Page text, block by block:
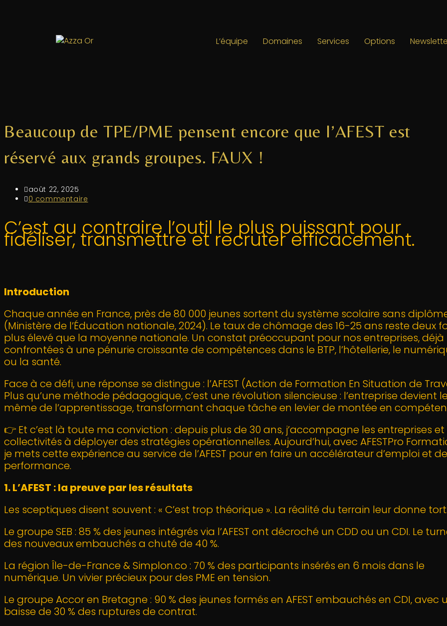
L’équipe Domaines Services Options
Beaucoup de TPE/PME pensent encore que l’AFEST est
réservé aux grands groupes. FAUX !
août 22, 2025
0 commentaire
C’est au contraire l’outil le plus puissant pour
fidéliser, transmettre et recruter efficacement.
Introduction
Chaque année en France, près de 80 000 jeunes sortent du système scolaire sans
(Ministère de l’Éducation nationale, 2024). Le taux de chômage des 16-25 ans reste deux
plus élevé que la moyenne nationale. Un constat préoccupant pour nos entreprises, déjà
confrontées à une pénurie croissante de compétences dans le BTP, l’hôtellerie, le
ou la santé.
Face à ce défi, une réponse se distingue : l’AFEST (Action de Formation En Situation de
Plus qu’une méthode pédagogique, c’est une révolution silencieuse : l’entreprise devient
même de l’apprentissage, transformant chaque tâche en levier de montée en
👉 Et c’est là toute ma conviction : depuis plus de 30 ans, j’accompagne les entreprises et
collectivités à déployer des stratégies opérationnelles. Aujourd’hui, avec AFESTPro
je mets cette expérience au service de l’AFEST pour en faire un accélérateur d’emploi et de
performance.
1. L’AFEST : la preuve par les résultats
Les sceptiques disent souvent : « C’est trop théorique ». La réalité du terrain leur donne tort.
Le groupe SEB : 85 % des jeunes intégrés via l’AFEST ont décroché un CDD ou un CDI. Le
des nouveaux embauchés a chuté de 40 %.
La région Île-de-France & Simplon.co : 70 % des participants insérés en 6 mois dans le
numérique. Un vivier précieux pour des PME en tension.
Le groupe Accor en Bretagne : 90 % des jeunes formés en AFEST embauchés en CDI, avec
baisse de 30 % des ruptures de contrat.